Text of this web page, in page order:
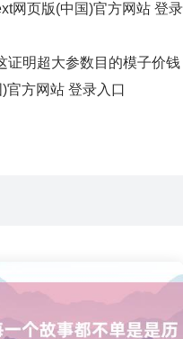
网页版(中国)官方网站 登录
证明超大参数目的模子价钱
官方网站 登录入口